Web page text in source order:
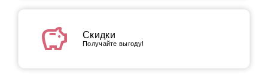
savings Скидки
Получайте выгоду!